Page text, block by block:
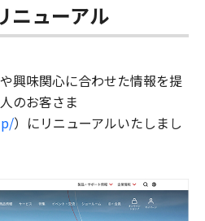
ニューアル
興味関心に合わせた情報を提
のお客さま
）にリニューアルいたしまし